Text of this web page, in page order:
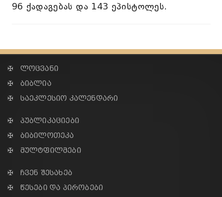
96 ქადაგებას და 143 ეპისტოლეს.
✠ ლოცვანი
✠ ბიბლია
✠ საეკლესიო კალენდარი
✠ პუბლიკაციები
✠ ბიბილოთეკა
✠ მულტფილმები
✠ ჩვენ შესახებ
✠ წესები და პირობები